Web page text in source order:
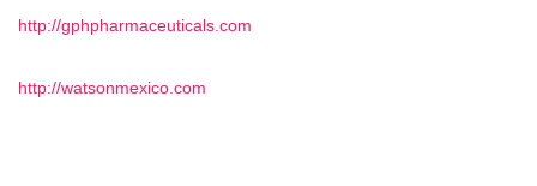
http://gphpharmaceuticals.com
http://watsonmexico.com